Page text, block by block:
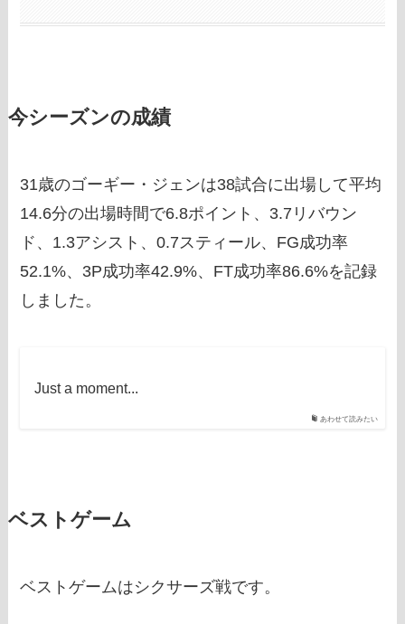
今シーズンの成績
31歳のゴーギー・ジェンは38試合に出場して平均
14.6分の出場時間で6.8ポイント、3.7リバウン
ド、1.3アシスト、0.7スティール、FG成功率
52.1%、3P成功率42.9%、FT成功率86.6%を記録
しました。
あわせて読みたい
Just a moment...
ベストゲーム
ベストゲームはシクサーズ戦です。